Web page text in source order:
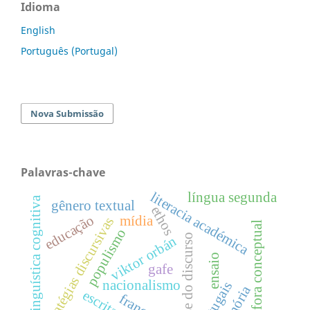
Idioma
English
Português (Portugal)
Nova Submissão
Palavras-chave
análise do discurso
nacionalismo
populismo
estratégias discursivasviktor orbán ensaio
literacia académica
língua segunda
gênero textual ethos
linguística cognitiva metáfora conceptual
gafe
mídia
educação